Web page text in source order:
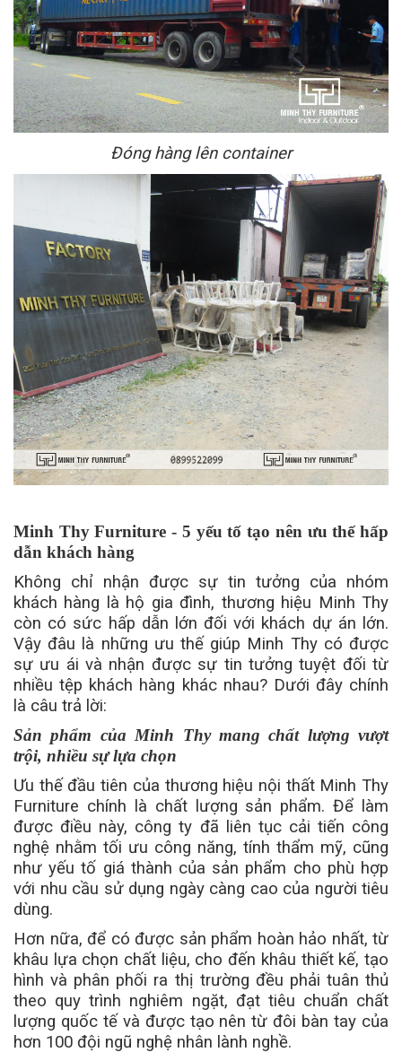
Đóng hàng lên container
Minh Thy Furniture - 5 yếu tố tạo nên ưu thế hấp
dẫn khách hàng
Không chỉ nhận được sự tin tưởng của nhóm
khách hàng là hộ gia đình, thương hiệu Minh Thy
còn có sức hấp dẫn lớn đối với khách dự án lớn.
Vậy đâu là những ưu thế giúp Minh Thy có được
sự ưu ái và nhận được sự tin tưởng tuyệt đối từ
nhiều tệp khách hàng khác nhau? Dưới đây chính
là câu trả lời:
Sản phẩm của Minh Thy mang chất lượng vượt
trội, nhiều sự lựa chọn
Ưu thế đầu tiên của thương hiệu nội thất Minh Thy
Furniture chính là chất lượng sản phẩm. Để làm
được điều này, công ty đã liên tục cải tiến công
nghệ nhằm tối ưu công năng, tính thẩm mỹ, cũng
như yếu tố giá thành của sản phẩm cho phù hợp
với nhu cầu sử dụng ngày càng cao của người tiêu
dùng.
Hơn nữa, để có được sản phẩm hoàn hảo nhất, từ
khâu lựa chọn chất liệu, cho đến khâu thiết kế, tạo
hình và phân phối ra thị trường đều phải tuân thủ
theo quy trình nghiêm ngặt, đạt tiêu chuẩn chất
lượng quốc tế và được tạo nên từ đôi bàn tay của
hơn 100 đội ngũ nghệ nhân lành nghề.